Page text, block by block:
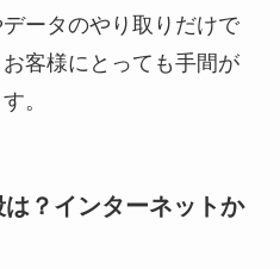
ータのやり取りだけで
客様にとっても手間が
。
？インターネットか